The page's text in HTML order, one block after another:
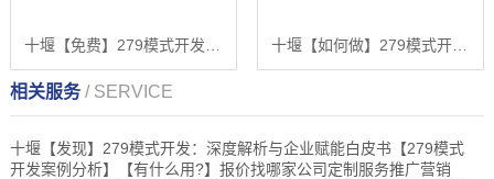
十堰【如何做】279模式开发：深度解析与行业领先解决方案白皮书【279模式开发技术详解】【很重要?】
相关服务/ SERVICE
十堰【发现】279模式开发：深度解析与企业赋能白皮书【279模式
开发案例分析】【有什么用?】报价找哪家公司定制服务推广营销